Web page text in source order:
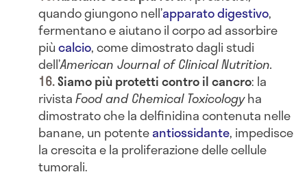
quando giungono nell’apparato digestivo,
fermentano e aiutano il corpo ad assorbire
piùcalcio, come dimostrato dagli studi
dell’American Journal of Clinical Nutrition.
Siamo più protetti contro il cancro: la
rivistaFood and Chemical Toxicologyha
dimostrato che la delfinidina contenuta nelle
banane, un potenteantiossidante, impedisce
la crescita e la proliferazione delle cellule
tumorali.